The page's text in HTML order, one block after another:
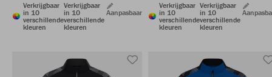
Verkrijgbaar
in 10
verschillende
kleuren
Verkrijgbaar
in 10
verschillende
kleuren
Aanpasbaar
Verkrijgbaar
in 10
verschillende
kleuren
Verkrijgbaar
in 10
verschillende
kleuren